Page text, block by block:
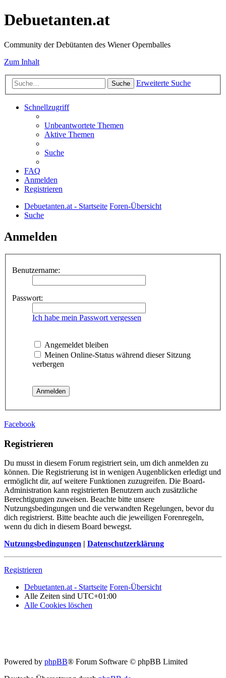
Debuetanten.at
Community der Debütanten des Wiener Opernballes
Zum Inhalt
Suche Erweiterte Suche
Schnellzugriff
Unbeantwortete Themen
Aktive Themen
Suche
FAQ
Anmelden
Registrieren
Debuetanten.at - Startseite Foren-Übersicht
Suche
Anmelden
Benutzername:
Passwort:
Ich habe mein Passwort vergessen
Angemeldet bleiben
Meinen Online-Status während dieser Sitzung
verbergen
Facebook
Registrieren
Du musst in diesem Forum registriert sein, um dich anmelden zu
können. Die Registrierung ist in wenigen Augenblicken erledigt und
ermöglicht dir, auf weitere Funktionen zuzugreifen. Die Board-
Administration kann registrierten Benutzern auch zusätzliche
Berechtigungen zuweisen. Beachte bitte unsere
Nutzungsbedingungen und die verwandten Regelungen, bevor du
dich registrierst. Bitte beachte auch die jeweiligen Forenregeln,
wenn du dich in diesem Board bewegst.
Nutzungsbedingungen | Datenschutzerklärung
Registrieren
Debuetanten.at - Startseite Foren-Übersicht
Alle Zeiten sind UTC+01:00
Alle Cookies löschen
Powered by phpBB® Forum Software © phpBB Limited